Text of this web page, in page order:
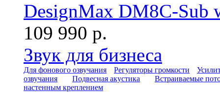
DesignMax DM8C-Sub
109 990 р.
Звук для бизнеса
Для фонового озвучания Регуляторы громкости
озвучания
Подвесная акустика
Встраиваемые
настенным креплением